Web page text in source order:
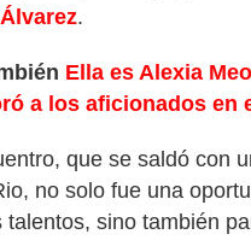
.
Ella es Alexia
a los aficionados en
que se saldó con
no solo fue una
talentos, sino también